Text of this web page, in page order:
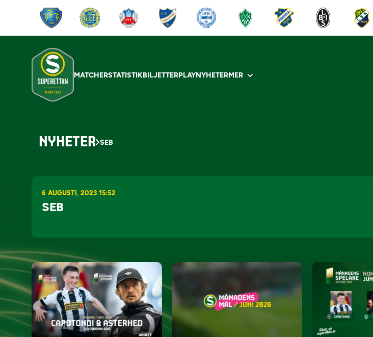
MATCHERSTATISTIKBILJETTERPLAYNYHETERMER
NYHETER SEB
6 AUGUSTI, 2023 15:52
SEB